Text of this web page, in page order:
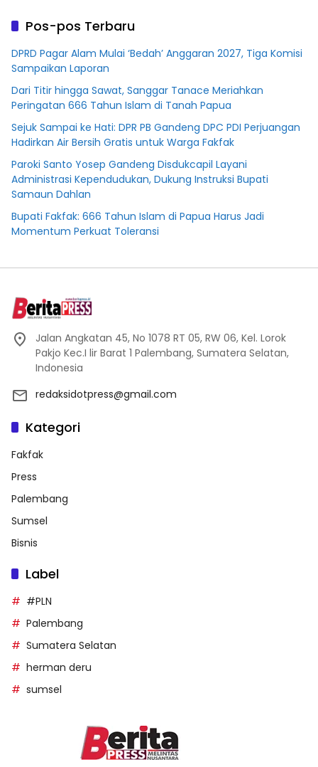
Pos-pos Terbaru
DPRD Pagar Alam Mulai ‘Bedah’ Anggaran 2027, Tiga Komisi
Sampaikan Laporan
Dari Titir hingga Sawat, Sanggar Tanace Meriahkan
Peringatan 666 Tahun Islam di Tanah Papua
Sejuk Sampai ke Hati: DPR PB Gandeng DPC PDI Perjuangan
Hadirkan Air Bersih Gratis untuk Warga Fakfak
Paroki Santo Yosep Gandeng Disdukcapil Layani
Administrasi Kependudukan, Dukung Instruksi Bupati
Samaun Dahlan
Bupati Fakfak: 666 Tahun Islam di Papua Harus Jadi
Momentum Perkuat Toleransi
Jalan Angkatan 45, No 1078 RT 05, RW 06, Kel. Lorok
Pakjo Kec.I lir Barat 1 Palembang, Sumatera Selatan,
Indonesia
redaksidotpress@gmail.com
Kategori
Fakfak
Press
Palembang
Sumsel
Bisnis
Label
#PLN
Palembang
Sumatera Selatan
herman deru
sumsel